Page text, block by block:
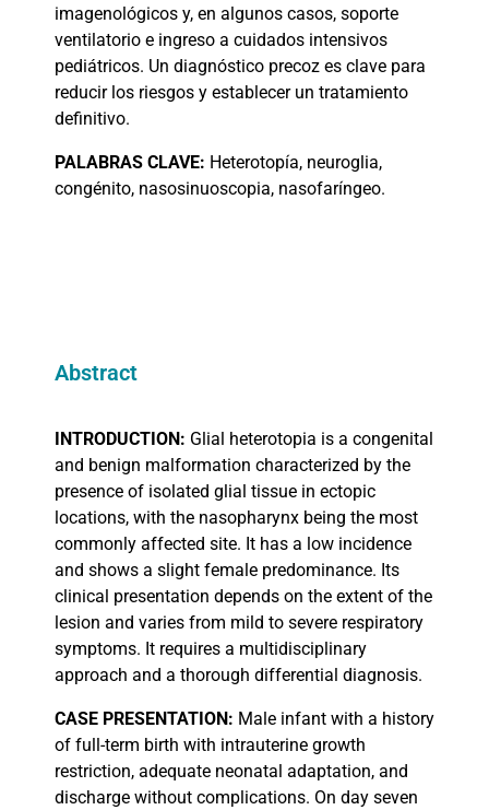
imagenológicos y, en algunos casos, soporte
ventilatorio e ingreso a cuidados intensivos
pediátricos. Un diagnóstico precoz es clave para
reducir los riesgos y establecer un tratamiento
definitivo.
PALABRAS CLAVE: Heterotopía, neuroglia,
congénito, nasosinuoscopia, nasofaríngeo.
Abstract
INTRODUCTION: Glial heterotopia is a congenital
and benign malformation characterized by the
presence of isolated glial tissue in ectopic
locations, with the nasopharynx being the most
commonly affected site. It has a low incidence
and shows a slight female predominance. Its
clinical presentation depends on the extent of the
lesion and varies from mild to severe respiratory
symptoms. It requires a multidisciplinary
approach and a thorough differential diagnosis.
CASE PRESENTATION: Male infant with a history
of full-term birth with intrauterine growth
restriction, adequate neonatal adaptation, and
discharge without complications. On day seven